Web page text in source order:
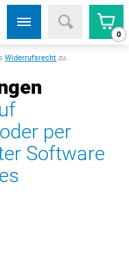
0
Widerrufsrecht zu.
per
Software